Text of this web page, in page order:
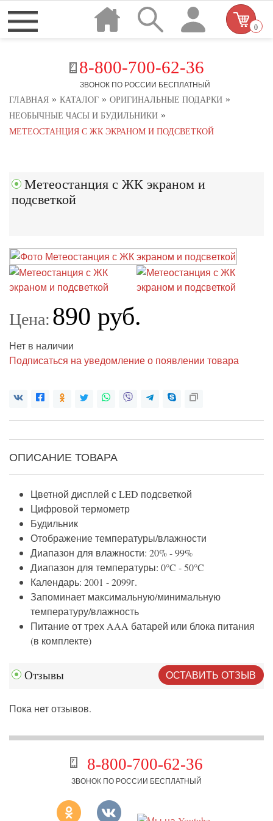
8-800-700-62-36
ЗВОНОК ПО РОССИИ БЕСПЛАТНЫЙ
0
ГЛАВНАЯ » КАТАЛОГ » ОРИГИНАЛЬНЫЕ ПОДАРКИ »
НЕОБЫЧНЫЕ ЧАСЫ И БУДИЛЬНИКИ »
МЕТЕОСТАНЦИЯ С ЖК ЭКРАНОМ И ПОДСВЕТКОЙ
Метеостанция с ЖК экраном и
подсветкой
Цена: 890 руб.
Нет в наличии
Подписаться на уведомление о появлении товара
ОПИСАНИЕ ТОВАРА
Цветной дисплей с LED подсветкой
Цифровой термометр
Будильник
Отображение температуры/влажности
Диапазон для влажности: 20% - 99%
Диапазон для температуры: 0°C - 50°C
Календарь: 2001 - 2099г.
Запоминает максимальную/минимальную
температуру/влажность
Питание от трех AAA батарей или блока питания
(в комплекте)
Отзывы ОСТАВИТЬ ОТЗЫВ
Пока нет отзывов.
8-800-700-62-36
ЗВОНОК ПО РОССИИ БЕСПЛАТНЫЙ